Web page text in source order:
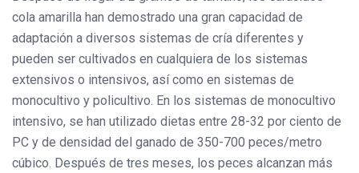
cola amarilla han demostrado una gran capacidad de
adaptación a diversos sistemas de cría diferentes y
pueden ser cultivados en cualquiera de los sistemas
extensivos o intensivos, así como en sistemas de
monocultivo y policultivo. En los sistemas de monocultivo
intensivo, se han utilizado dietas entre 28-32 por ciento de
PC y de densidad del ganado de 350-700 peces/metro
cúbico. Después de tres meses, los peces alcanzan más